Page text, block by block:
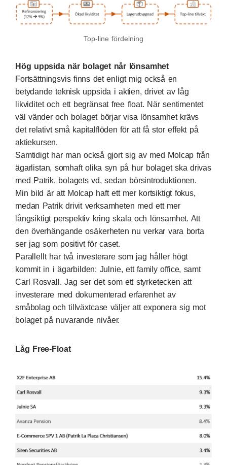
Top-line fördelning
Hög uppsida när bolaget når lönsamhet
Fortsättningsvis finns det enligt mig också en
betydande teknisk uppsida i aktien, drivet av låg
likviditet och ett begränsat free float. När sentimentet
väl vänder och bolaget börjar visa lönsamhet krävs
det relativt små kapitalflöden för att få stor effekt på
aktiekursen.
Samtidigt har man också gjort sig av med Molcap från
ägarlistan, somhaft olika syn på hur bolaget ska drivas
med Patrik, bolagets vd, sedan börsintroduktionen.
Min bild är att Molcap haft ett mer kortsiktigt fokus,
medan Patrik drivit verksamheten med ett mer
långsiktigt perspektiv kring skala och lönsamhet. Att
den överhängande osäkerheten nu verkar vara borta
ser jag som positivt för caset.
Parallellt har två investerare som jag håller högt
kommit in i ägarbilden: Julnie, ett family office, samt
Carl Rosvall. Jag ser det som ett styrketecken att
investerare med dokumenterad erfarenhet av
småbolag och tillväxtcase väljer att exponera sig mot
bolaget på nuvarande nivåer.
Låg Free-Float